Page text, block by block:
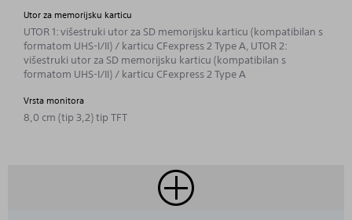
Utor za memorijsku karticu
UTOR 1: višestruki utor za SD memorijsku karticu (kompatibilan s
formatom UHS-I/II) / karticu CFexpress 2 Type A, UTOR 2:
višestruki utor za SD memorijsku karticu (kompatibilan s
formatom UHS-I/II) / karticu CFexpress 2 Type A
Vrsta monitora
8,0 cm (tip 3,2) tip TFT